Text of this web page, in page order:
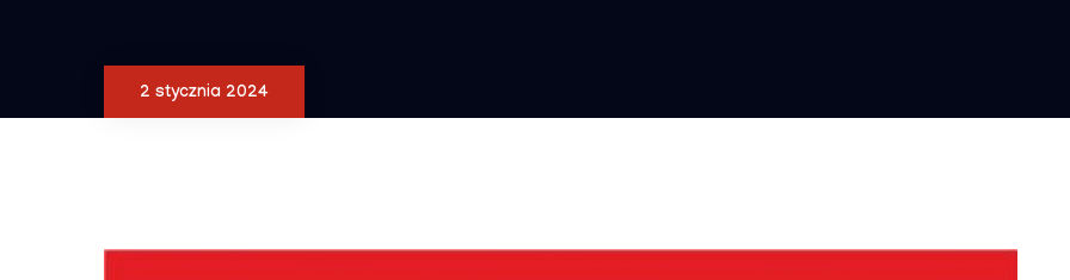
2 stycznia 2024